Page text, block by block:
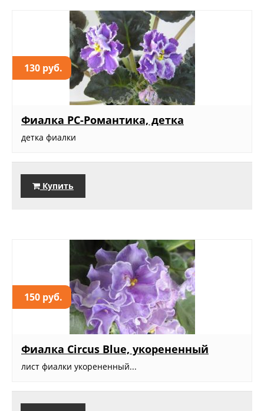
130 руб.
Фиалка РС-Романтика, детка
детка фиалки
Купить
150 руб.
Фиалка Circus Blue, укорененный
лист фиалки укорененный...